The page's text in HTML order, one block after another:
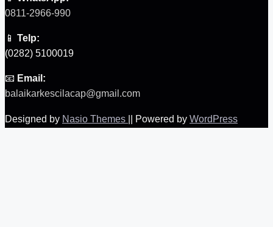
0811-2966-990
📱 Telp:
(0282) 5100019
📧 Email:
balaikarkescilacap@gmail.com
Designed by Nasio Themes Powered by WordPress